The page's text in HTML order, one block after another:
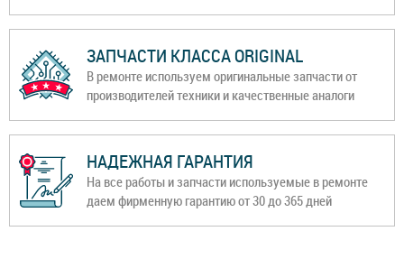
ЗАПЧАСТИ КЛАССА ORIGINAL
В ремонте используем оригинальные запчасти от
производителей техники и качественные аналоги
НАДЕЖНАЯ ГАРАНТИЯ
На все работы и запчасти используемые в ремонте
даем фирменную гарантию от 30 до 365 дней